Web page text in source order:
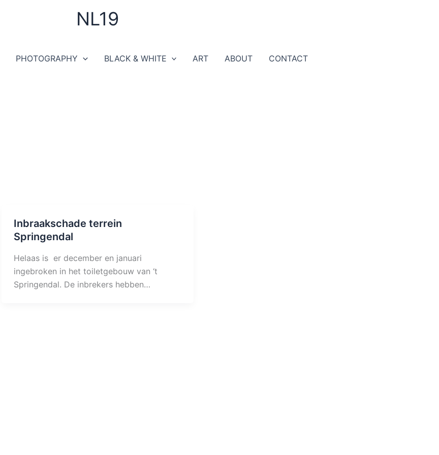
NL19
PHOTOGRAPHY BLACK & WHITE ART ABOUT CONTACT
Inbraakschade terrein
Springendal
Helaas is er december en januari
ingebroken in het toiletgebouw van ‘t
Springendal. De inbrekers hebben…